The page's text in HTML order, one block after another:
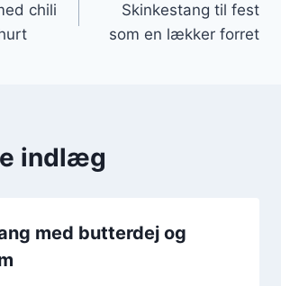
chili
Skinkestang til fest
som en lækker forret
indlæg
med butterdej og